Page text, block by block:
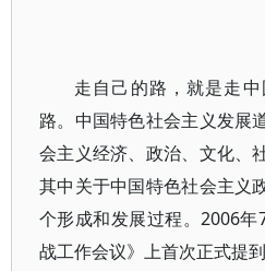
走自己的路，就是走
路。中国特色社会主义发展
会主义经济、政治、文化、
其中关于中国特色社会主义
个形成和发展过程。2006
战工作会议》上首次正式提